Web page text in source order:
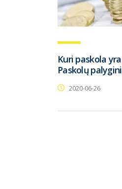
Kuri paskola
Paskolų
2020-06-26